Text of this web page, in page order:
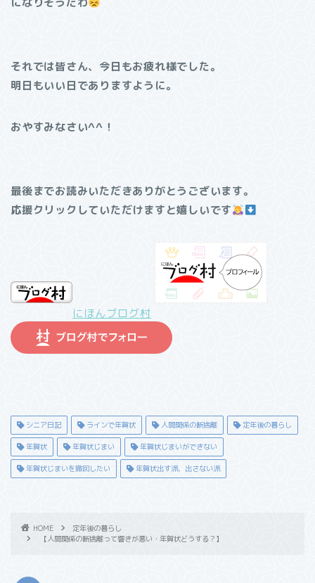
それでは皆さん、今日もお疲れ様でした。
明日もいい日でありますように。
おやすみなさい^^！
最後までお読みいただきありがとうございます。
応援クリックしていただけますと嬉しいです
にほんブログ村
シニア日記 ラインで年賀状 人間関係の断捨離 定年後の暮らし
年賀状 年賀状じまい 年賀状じまいができない
年賀状じまいを撤回したい 年賀状出す派、出さない派
HOME
定年後の暮らし
【人間関係の断捨離って響きが悪い・年賀状どうする？】